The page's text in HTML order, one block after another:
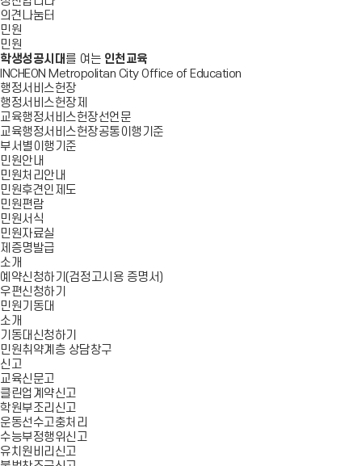
의견나눔터
민원
민원
학생성공시대 를 여는 인천교육
INCHEON Metropolitan City Office of Education
행정서비스헌장
행정서비스헌장제
교육행정서비스헌장선언문
교육행정서비스헌장공통이행기준
부서별이행기준
민원안내
민원처리안내
민원후견인제도
민원편람
민원서식
민원자료실
제증명발급
소개
예약신청하기(검정고시용 증명서)
우편신청하기
민원기동대
소개
기동대신청하기
민원취약계층 상담창구
신고
교육신문고
클린업계약신고
학원부조리신고
운동선수고충처리
수능부정행위신고
유치원비리신고